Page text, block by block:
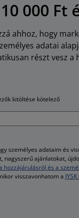
10 000 Ft
ahhoz, hogy
adatai
részt vesz a
kitöltése kötelező
személyes adataim és
ajánlatokat,
hozzájárulásról és a
visszavonhatom a